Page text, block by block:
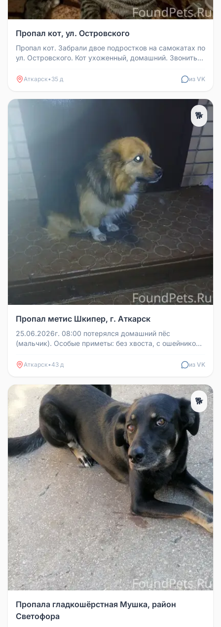
Пропал кот, ул. Островского
Пропал кот. Забрали двое подростков на самокатах по
ул. Островского. Кот ухоженный, домашний. Звонить
Аткарск• 35 д из VK
🐕
Пропал метис Шкипер, г. Аткарск
25.06.2026г. 08:00 потерялся домашний пёс
(мальчик). Особые приметы: без хвоста, с ошейником,
Аткарск•43 д из VK
🐕
Пропала гладкошёрстная Мушка, район
Светофора